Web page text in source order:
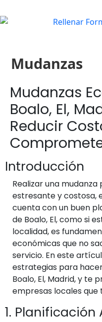
Mudanzas
Mudanzas
Boalo, El,
Reducir
Introducción
Realizar una
estresante y costosa,
cuenta con un buen
de Boalo, El, como si
localidad, es
económicas que no
servicio. En este
estrategias para
Boalo, El, Madrid, y te
empresas locales que
1.